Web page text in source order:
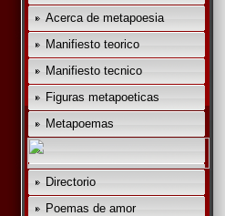
Acerca de metapoesia
Manifiesto teorico
Manifiesto tecnico
Figuras metapoeticas
Metapoemas
Directorio
Poemas de amor